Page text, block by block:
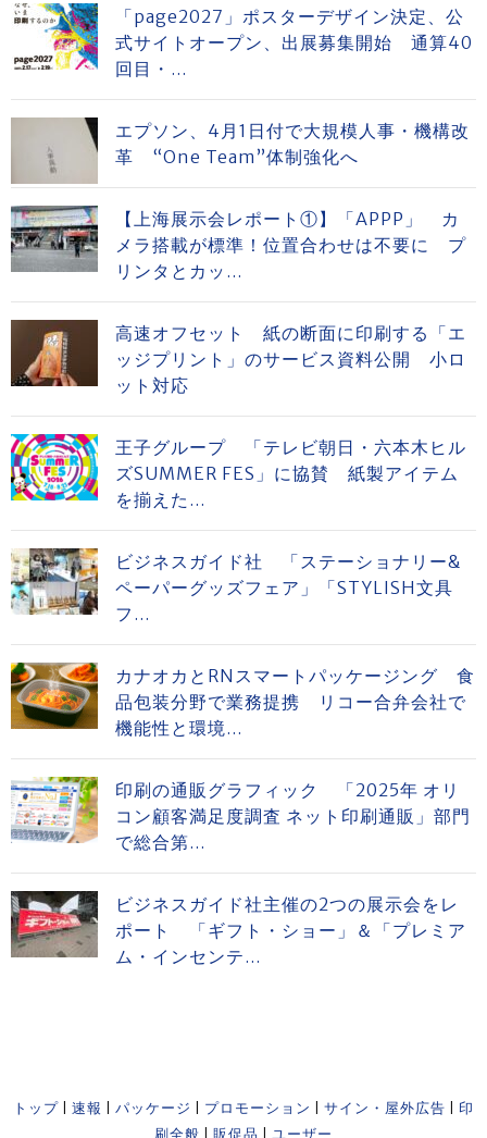
「page2027」ポスターデザイン決定、公
式サイトオープン、出展募集開始 通算40
回目・...
エプソン、4月1日付で大規模人事・機構改
革 “One Team”体制強化へ
【上海展示会レポート①】「APPP」 カ
メラ搭載が標準！位置合わせは不要に プ
リンタとカッ...
高速オフセット 紙の断面に印刷する「エ
ッジプリント」のサービス資料公開 小ロ
ット対応
王子グループ 「テレビ朝日・六本木ヒル
ズSUMMER FES」に協賛 紙製アイテム
を揃えた...
ビジネスガイド社 「ステーショナリー&
ペーパーグッズフェア」「STYLISH文具
フ...
カナオカとRNスマートパッケージング 食
品包装分野で業務提携 リコー合弁会社で
機能性と環境...
印刷の通販グラフィック 「2025年 オリ
コン顧客満足度調査 ネット印刷通販」部門
で総合第...
ビジネスガイド社主催の2つの展示会をレ
ポート 「ギフト・ショー」＆「プレミア
ム・インセンテ...
トップ 速報 パッケージ プロモーション サイン・屋外広告
印
刷全般
販促品 ユーザー